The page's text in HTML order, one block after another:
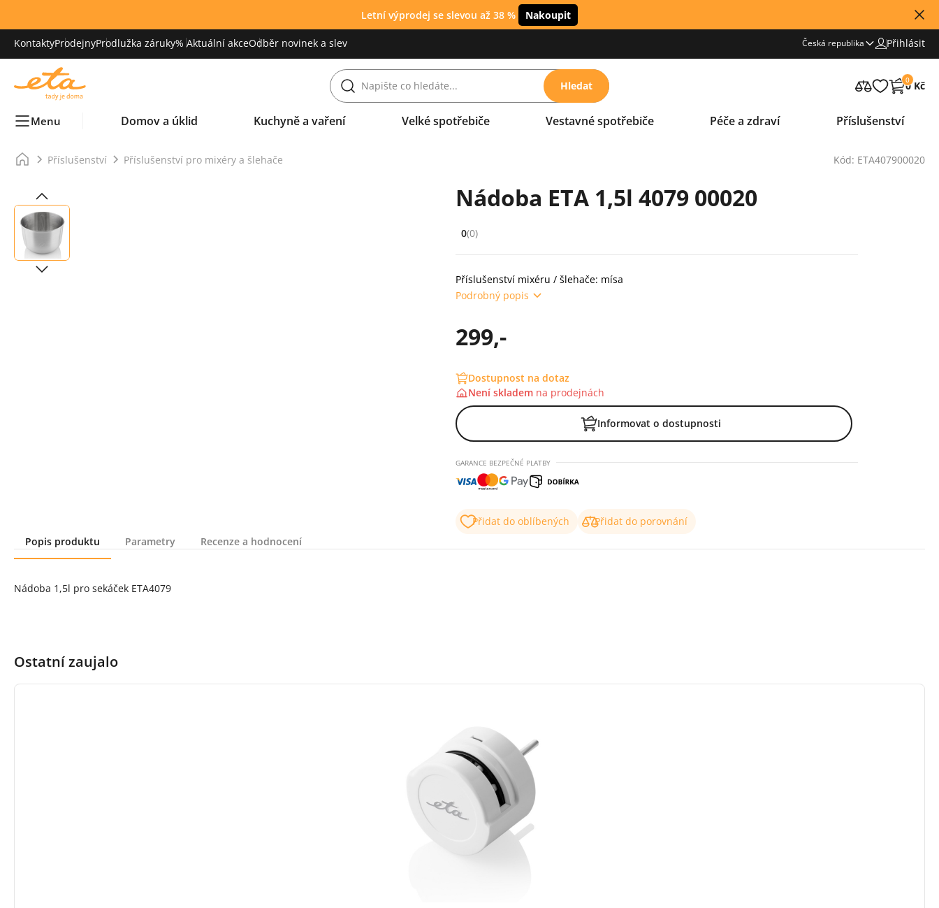
Letní výprodej se slevou až 38 % Nakoupit
KontaktyProdejnyProdlužka záruky% Aktuální akceOdběr novinek a slev Česká republika Přihlásit
Hledat 0
0 Kč
Menu Domov a úklid Kuchyně a vaření Velké spotřebiče Vestavné spotřebiče Péče a zdraví Příslušenství
Příslušenství Příslušenství pro mixéry a šlehače Kód: ETA407900020
Nádoba ETA 1,5l 4079 00020
Hodnocení: 0 z 5 (0 recenzí)
0(0)
Příslušenství mixéru / šlehače: mísa
Podrobný popis
299,-
Dostupnost na dotaz
Není skladem na prodejnách
Informovat o dostupnosti
GARANCE BEZPEČNÉ PLATBY
Přidat do oblíbených
Přidat do porovnání
Popis produktu
Parametry Recenze a hodnocení
Nádoba 1,5l pro sekáček ETA4079
Ostatní zaujalo